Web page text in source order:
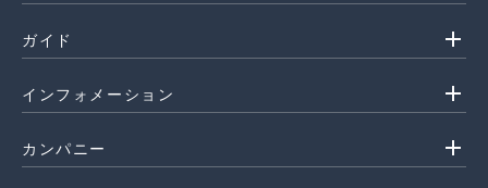
ガイド add
インフォメーション add
カンパニー add